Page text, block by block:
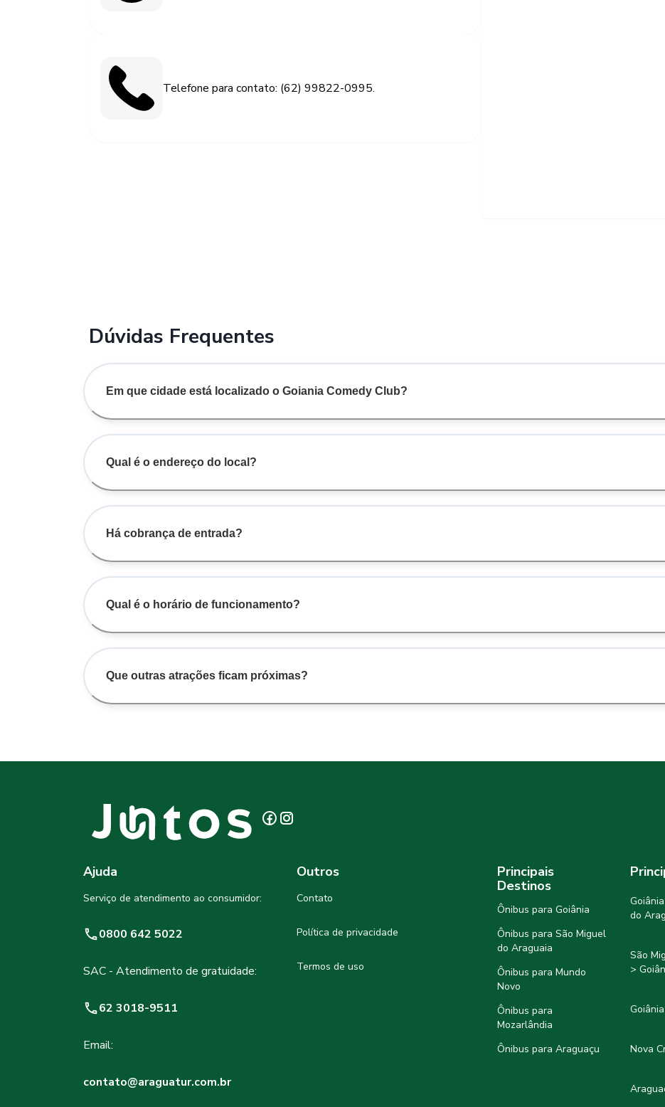
Telefone para contato: (62) 99822-0995.
Dúvidas Frequentes
Em que cidade está localizado o Goiania Comedy Club?
Qual é o endereço do local?
Há cobrança de entrada?
Qual é o horário de funcionamento?
Que outras atrações ficam próximas?
Ajuda
Serviço de atendimento ao consumidor:
0800 642 5022
SAC - Atendimento de gratuidade:
62 3018-9511
Email:
contato@araguatur.com.br
Outros
Contato
Política de privacidade
Termos de uso
Principais
Destinos
Ônibus para Goiânia
Ônibus para São Miguel
do Araguaia
Ônibus para Mundo
Novo
Ônibus para
Mozarlândia
Ônibus para Araguaçu
do
São
>
Nova